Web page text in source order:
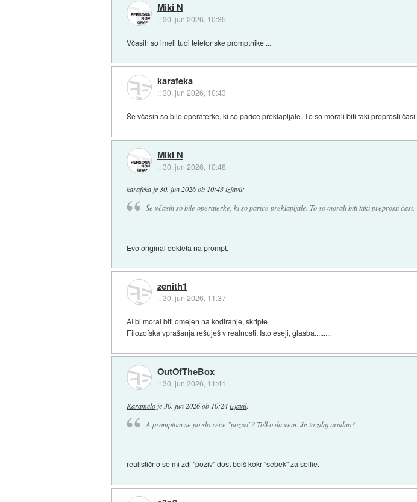
Miki N
::30. jun 2026, 10:35
Včasih so imeli tudi telefonske promptnike ...
karafeka
::30. jun 2026, 10:43
Še včasih so bile operaterke, ki so parice preklapljale. To so morali biti taki preprosti časi.
Miki N
::30. jun 2026, 10:48
karafekaje30. jun 2026 ob 10:43 izjavil:
Še včasih so bile operaterke, ki so parice preklapljale. To so morali biti taki preprosti časi.
Evo original dekleta na prompt.
zenith1
::30. jun 2026, 11:37
AI bi moral biti omejen na kodiranje, skripte.
Filozofska vprašanja rešuješ v realnosti. Isto eseji, glasba.........
OutOfTheBox
::30. jun 2026, 11:41
Karameloje30. jun 2026 ob 10:24 izjavil:
A promptom se po slo reče "pozivi"? Tolko da vem. Je to zdaj uradno?
realistično se mi zdi "poziv" dost bolš kokr "sebek" za selfie.